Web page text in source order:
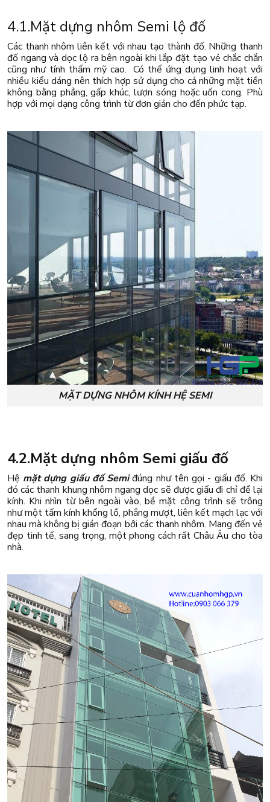
4.1.Mặt dựng nhôm Semi lộ đố
Các thanh nhôm liên kết với nhau tạo thành đố. Những thanh
đố ngang và dọc lộ ra bên ngoài khi lắp đặt tạo vẻ chắc chắn
cũng như tính thẩm mỹ cao. Có thể ứng dụng linh hoạt với
nhiều kiểu dáng nên thích hợp sử dụng cho cả những mặt tiền
không bằng phẳng, gấp khúc, lượn sóng hoặc uốn cong. Phù
hợp với mọi dạng công trình từ đơn giản cho đến phức tạp.
MẶT DỰNG NHÔM KÍNH HỆ SEMI
4.2.Mặt dựng nhôm Semi giấu đố
Hệ mặt dựng giấu đố Semiđúng như tên gọi - giấu đố. Khi
đó các thanh khung nhôm ngang dọc sẽ được giấu đi chỉ để lại
kính. Khi nhìn từ bên ngoài vào, bề mặt công trình sẽ trông
như một tấm kính khổng lồ, phẳng mượt, liên kết mạch lạc với
nhau mà không bị gián đoạn bởi các thanh nhôm. Mang đến vẻ
đẹp tinh tế, sang trọng, một phong cách rất Châu Âu cho tòa
nhà.